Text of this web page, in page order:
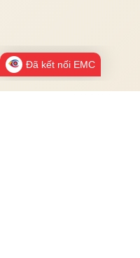
Đã kết nối EMC